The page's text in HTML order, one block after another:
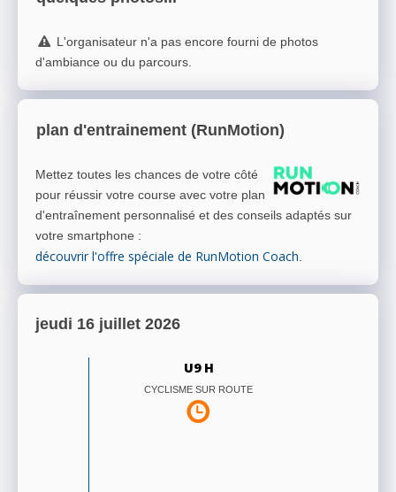
L'organisateur n'a pas encore fourni de photos
d'ambiance ou du parcours.
plan d'entrainement (RunMotion)
Mettez toutes les chances de votre côté
pour réussir votre course avec votre plan
d'entraînement personnalisé et des conseils adaptés sur
votre smartphone :
découvrir l'offre spéciale de RunMotion Coach.
jeudi 16 juillet 2026
U9 H
CYCLISME SUR ROUTE